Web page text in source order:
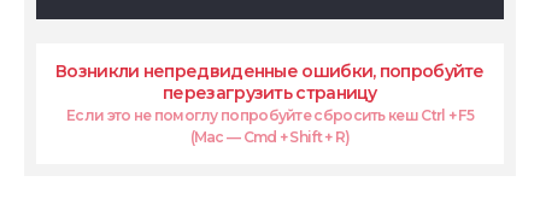
Возникли непредвиденные ошибки, попробуйте
перезагрузить страницу
Если это не помоглу попробуйте сбросить кеш Ctrl + F5
(Mac — Cmd + Shift + R)